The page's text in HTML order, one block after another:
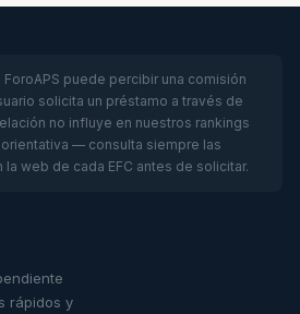
ForoAPS puede percibir una comisión
solicita un préstamo a través de
no influye en nuestros rankings
— consulta siempre las
web de cada EFC antes de solicitar.
rápidos y